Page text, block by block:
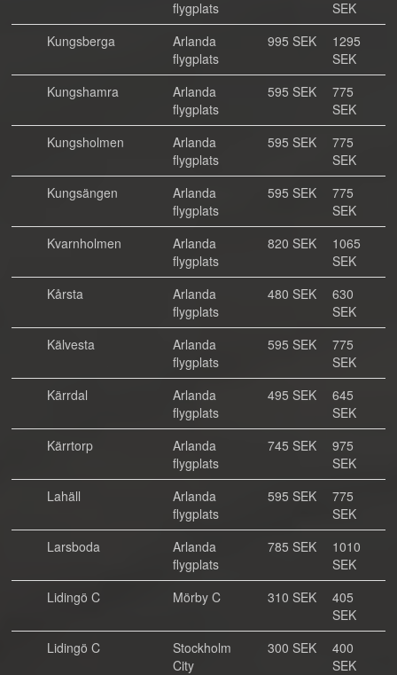
flygplats
SEK
Kungsberga
Arlanda
flygplats
995 SEK
1295
SEK
Kungshamra
Arlanda
flygplats
595 SEK
775
SEK
Kungsholmen
Arlanda
flygplats
595 SEK
775
SEK
Kungsängen
Arlanda
flygplats
595 SEK
775
SEK
Kvarnholmen
Arlanda
flygplats
820 SEK
1065
SEK
Kårsta
Arlanda
flygplats
480 SEK
630
SEK
Kälvesta
Arlanda
flygplats
595 SEK
775
SEK
Kärrdal
Arlanda
flygplats
495 SEK
645
SEK
Kärrtorp
Arlanda
flygplats
745 SEK
975
SEK
Lahäll
Arlanda
flygplats
595 SEK
775
SEK
Larsboda
Arlanda
flygplats
785 SEK
1010
SEK
Lidingö C
Mörby C 310 SEK
405
SEK
Lidingö C
Stockholm
City
300 SEK
400
SEK